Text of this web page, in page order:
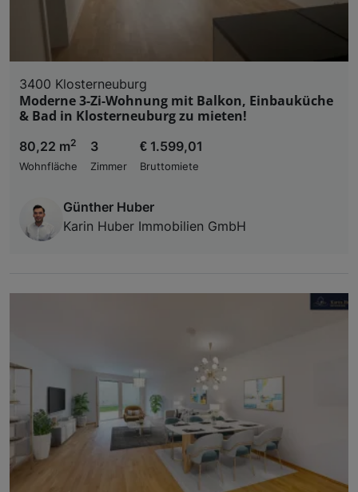
3400 Klosterneuburg
Moderne 3-Zi-Wohnung mit Balkon, Einbauküche
& Bad in Klosterneuburg zu mieten!
80,22 m2
Wohnfläche
3
Zimmer
€ 1.599,01
Bruttomiete
Günther Huber
Karin Huber Immobilien GmbH